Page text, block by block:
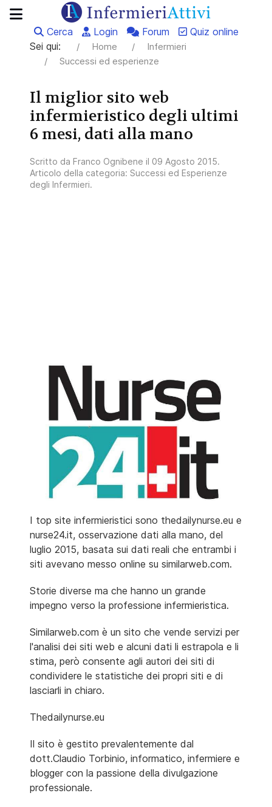
Cerca Login Forum
Quiz online
Sei qui:
Home
Infermieri
Successi ed esperienze
Il miglior sito web
infermieristico degli ultimi
6 mesi, dati alla mano
Scritto da Franco Ognibene il 09 Agosto 2015.
Articolo della categoria: Successi ed Esperienze
degli Infermieri.
I top site infermieristici sono thedailynurse.eu e
nurse24.it, osservazione dati alla mano, del
luglio 2015, basata sui dati reali che entrambi i
siti avevano messo online su similarweb.com.
Storie diverse ma che hanno un grande
impegno verso la professione infermieristica.
Similarweb.com è un sito che vende servizi per
l'analisi dei siti web e alcuni dati li estrapola e li
stima, però consente agli autori dei siti di
condividere le statistiche dei propri siti e di
lasciarli in chiaro.
Thedailynurse.eu
Il sito è gestito prevalentemente dal
dott.Claudio Torbinio, informatico, infermiere e
blogger con la passione della divulgazione
professionale.